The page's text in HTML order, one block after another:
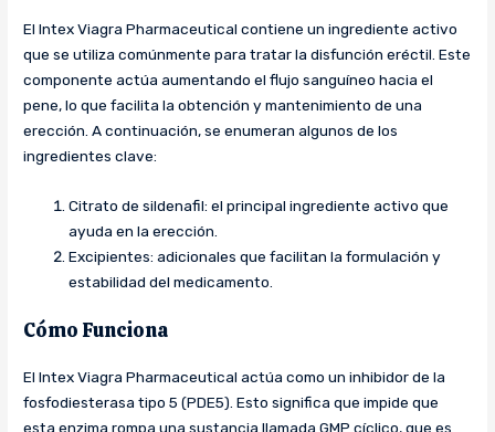
El Intex Viagra Pharmaceutical contiene un ingrediente activo
que se utiliza comúnmente para tratar la disfunción eréctil. Este
componente actúa aumentando el flujo sanguíneo hacia el
pene, lo que facilita la obtención y mantenimiento de una
erección. A continuación, se enumeran algunos de los
ingredientes clave:
Citrato de sildenafil: el principal ingrediente activo que
ayuda en la erección.
Excipientes: adicionales que facilitan la formulación y
estabilidad del medicamento.
Cómo Funciona
El Intex Viagra Pharmaceutical actúa como un inhibidor de la
fosfodiesterasa tipo 5 (PDE5). Esto significa que impide que
esta enzima rompa una sustancia llamada GMP cíclico, que es